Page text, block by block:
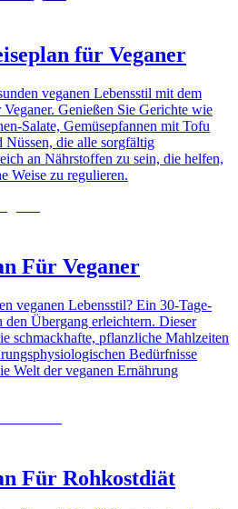
für Veganer
veganen Lebensstil mit dem
Genießen Sie Gerichte wie
Salate, Gemüsepfannen mit Tofu
Nüssen, die alle sorgfältig
an Nährstoffen zu sein, die helfen,
Weise zu regulieren.
Für Veganer
veganen Lebensstil? Ein 30-Tage-
den Übergang erleichtern. Dieser
schmackhafte, pflanzliche Mahlzeiten
Bedürfnisse
Welt der veganen Ernährung
Für Rohkostdiät